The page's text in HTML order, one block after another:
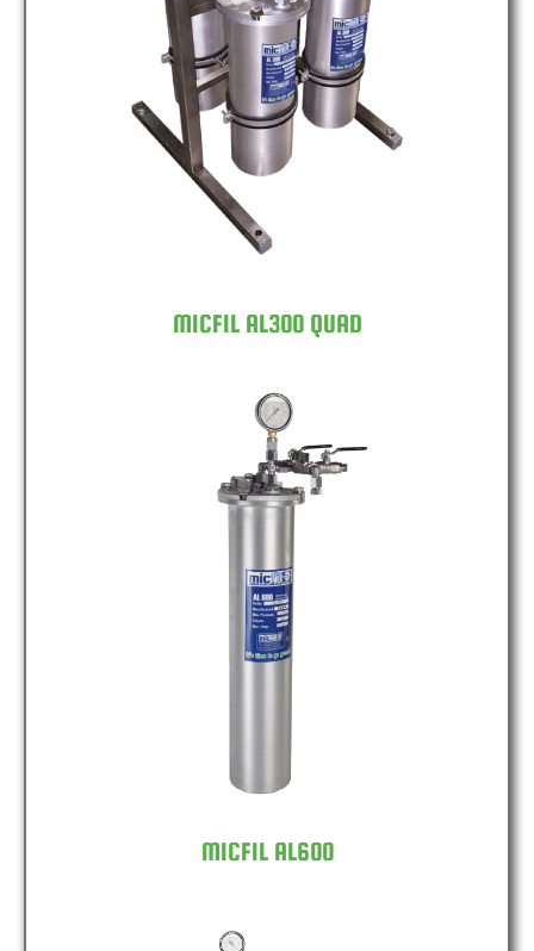
MICFIL AL300 QUAD
MICFIL AL300 QUAD
MICFIL AL600
MICFIL AL600